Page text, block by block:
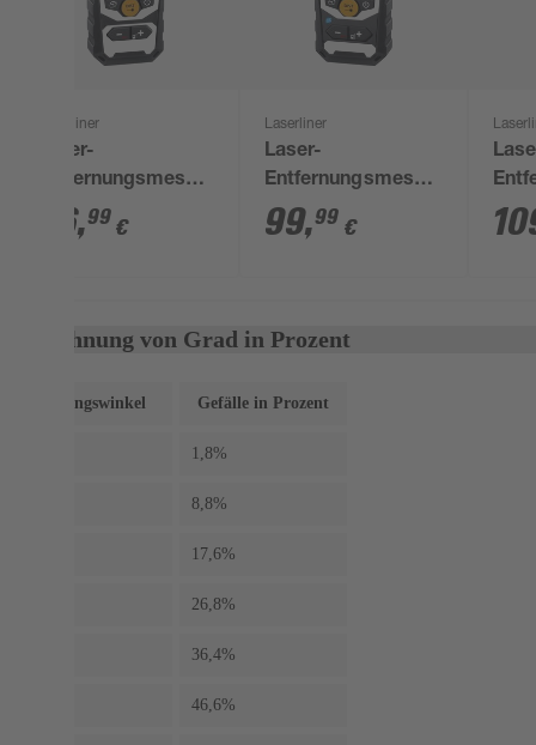
Laserliner
Laser-
Entfernungsmesser
'DistanceMaster
40' mit Tasche
56,99 €
Laserliner
Laser-
Entfernungsmesser
'DistanceMaster
Plus 80' mit Tasche
99,99 €
Umrechnung von Grad in Prozent
Neigungswinkel Gefälle in Prozent
1,8%
8,8%
17,6%
26,8%
36,4%
46,6%